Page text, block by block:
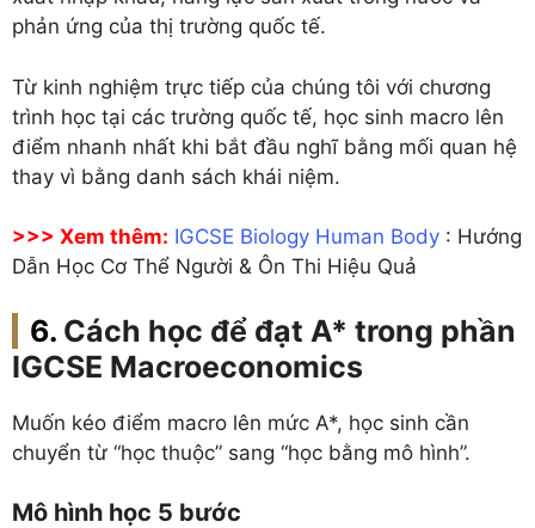
phản ứng của thị trường quốc tế.
Từ kinh nghiệm trực tiếp của chúng tôi với chương
trình học tại các trường quốc tế, học sinh macro lên
điểm nhanh nhất khi bắt đầu nghĩ bằng mối quan hệ
thay vì bằng danh sách khái niệm.
>>> Xem thêm: IGCSE Biology Human Body : Hướng
Dẫn Học Cơ Thể Người & Ôn Thi Hiệu Quả
Cách học để đạt A* trong phần
IGCSE Macroeconomics
Muốn kéo điểm macro lên mức A*, học sinh cần
chuyển từ “học thuộc” sang “học bằng mô hình”.
Mô hình học 5 bước